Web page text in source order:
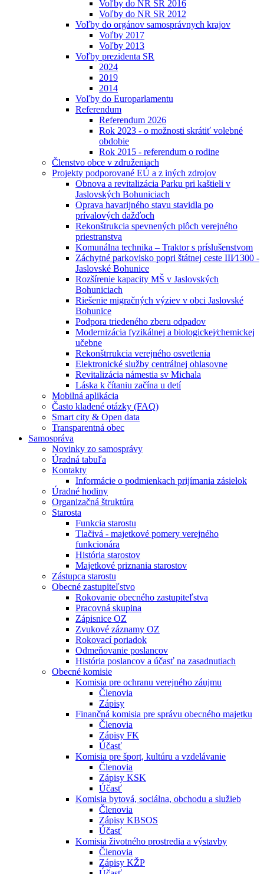
Voľby do NR SR 2016
Voľby do NR SR 2012
Voľby do orgánov samosprávnych krajov
Voľby 2017
Voľby 2013
Voľby prezidenta SR
2024
2019
2014
Voľby do Europarlamentu
Referendum
Referendum 2026
Rok 2023 - o možnosti skrátiť volebné
obdobie
Rok 2015 - referendum o rodine
Členstvo obce v združeniach
Projekty podporované EÚ a z iných zdrojov
Obnova a revitalizácia Parku pri kaštieli v
Jaslovských Bohuniciach
Oprava havarijného stavu stavidla po
prívalových dažďoch
Rekonštrukcia spevnených plôch verejného
priestranstva
Komunálna technika – Traktor s príslušenstvom
Záchytné parkovisko popri štátnej ceste III⁄1300 -
Jaslovské Bohunice
Rozšírenie kapacity MŠ v Jaslovských
Bohuniciach
Riešenie migračných výziev v obci Jaslovské
Bohunice
Podpora triedeného zberu odpadov
Modernizácia fyzikálnej a biologickej⁄chemickej
učebne
Rekonštrrukcia verejného osvetlenia
Elektronické služby centrálnej ohlasovne
Revitalizácia námestia sv Michala
Láska k čítaniu začína u detí
Mobilná aplikácia
Často kladené otázky (FAQ)
Smart city & Open data
Transparentná obec
Samospráva
Novinky zo samosprávy
Úradná tabuľa
Kontakty
Informácie o podmienkach prijímania zásielok
Úradné hodiny
Organizačná štruktúra
Starosta
Funkcia starostu
Tlačivá - majetkové pomery verejného
funkcionára
História starostov
Majetkové priznania starostov
Zástupca starostu
Obecné zastupiteľstvo
Rokovanie obecného zastupiteľstva
Pracovná skupina
Zápisnice OZ
Zvukové záznamy OZ
Rokovací poriadok
Odmeňovanie poslancov
História poslancov a účasť na zasadnutiach
Obecné komisie
Komisia pre ochranu verejného záujmu
Členovia
Zápisy
Finančná komisia pre správu obecného majetku
Členovia
Zápisy FK
Účasť
Komisia pre šport, kultúru a vzdelávanie
Členovia
Zápisy KSK
Účasť
Komisia bytová, sociálna, obchodu a služieb
Členovia
Zápisy KBSOS
Účasť
Komisia životného prostredia a výstavby
Členovia
Zápisy KŽP